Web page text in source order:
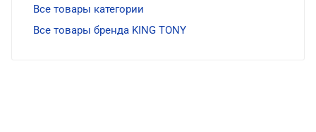
Все товары категории
Все товары бренда KING TONY